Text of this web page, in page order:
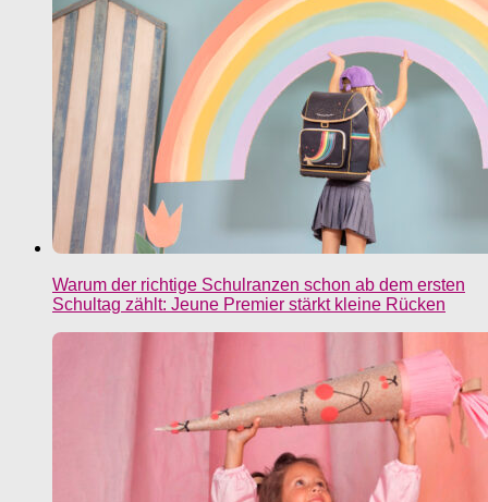
Warum der richtige Schulranzen schon ab dem ersten
Schultag zählt: Jeune Premier stärkt kleine Rücken